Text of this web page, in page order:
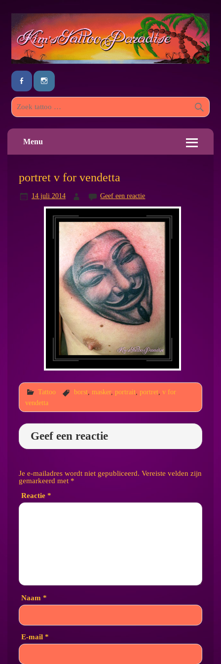
Menu
portret v for vendetta
14 juli 2014 Geef een reactie
Tattoo borst, masker, portrait, portret, v for
vendetta
Geef een reactie
Je e-mailadres wordt niet gepubliceerd. Vereiste velden zijn
gemarkeerd met *
Reactie *
Naam *
E-mail *